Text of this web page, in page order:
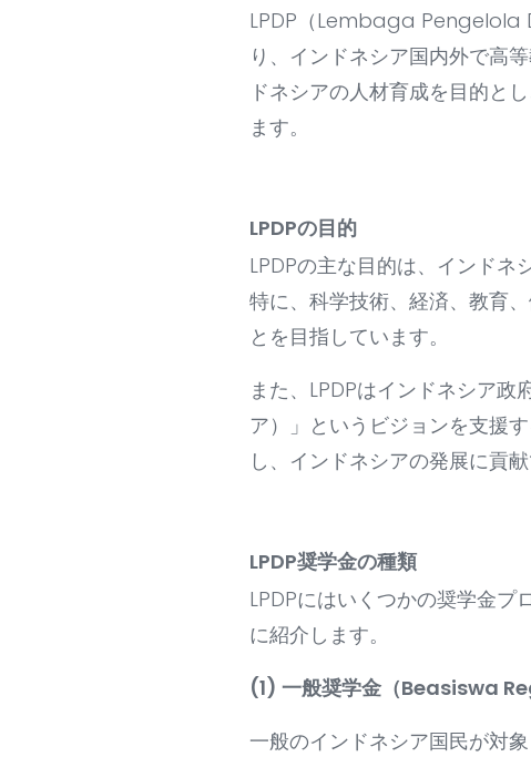
LPDP（Lembaga Pengelola
り、インドネシア国内外で高
ドネシアの人材育成を目的と
ます。
LPDPの目的
LPDPの主な目的は、インドネ
特に、科学技術、経済、教育
とを目指しています。
また、LPDPはインドネシア
ア）」というビジョンを支援
し、インドネシアの発展に貢
LPDP奨学金の種類
LPDPにはいくつかの奨学金
に紹介します。
(1) 一般奨学金（Beasiswa
一般のインドネシア国民が対